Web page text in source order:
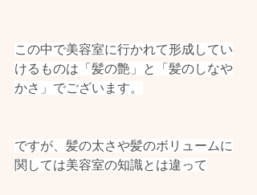
この中で美容室に行かれて形成してい
けるものは「髪の艶」と「髪のしなや
かさ」でございます。
ですが、髪の太さや髪のボリュームに
関しては美容室の知識とは違って